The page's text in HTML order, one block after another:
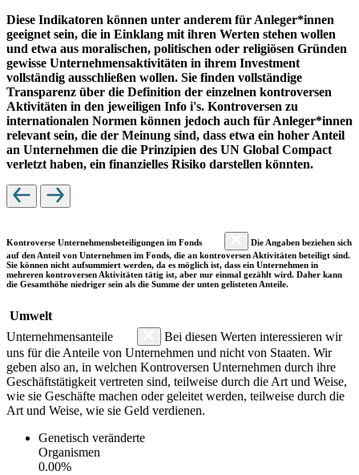
Diese Indikatoren können unter anderem für Anleger*innen
geeignet sein, die in Einklang mit ihren Werten stehen wollen
und etwa aus moralischen, politischen oder religiösen Gründen
gewisse Unternehmensaktivitäten in ihrem Investment
vollständig ausschließen wollen. Sie finden vollständige
Transparenz über die Definition der einzelnen kontroversen
Aktivitäten in den jeweiligen Info i's. Kontroversen zu
internationalen Normen können jedoch auch für Anleger*innen
relevant sein, die der Meinung sind, dass etwa ein hoher Anteil
an Unternehmen die die Prinzipien des UN Global Compact
verletzt haben, ein finanzielles Risiko darstellen könnten.
Kontroverse Unternehmensbeteiligungen im Fonds
Die Angaben beziehen sich
auf den Anteil von Unternehmen im Fonds, die an kontroversen Aktivitäten beteiligt sind.
Sie können nicht aufsummiert werden, da es möglich ist, dass ein Unternehmen in
mehreren kontroversen Aktivitäten tätig ist, aber nur einmal gezählt wird. Daher kann
die Gesamthöhe niedriger sein als die Summe der unten gelisteten Anteile.
Umwelt
Unternehmensanteile
Bei diesen Werten interessieren wir
uns für die Anteile von Unternehmen und nicht von Staaten. Wir
geben also an, in welchen Kontroversen Unternehmen durch ihre
Geschäftstätigkeit vertreten sind, teilweise durch die Art und Weise,
wie sie Geschäfte machen oder geleitet werden, teilweise durch die
Art und Weise, wie sie Geld verdienen.
Genetisch veränderte
Organismen
0.00%